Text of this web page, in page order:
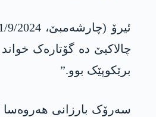
چالاکیێ دە گۆتارەک
برێکوپێک بوو.”
سەرۆک بارزانی ھەروەسا